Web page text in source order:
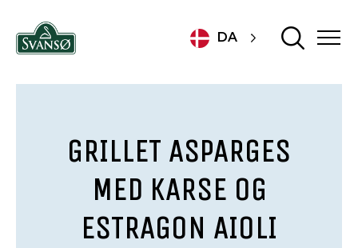
DA
GRILLET ASPARGES
MED KARSE OG
ESTRAGON AIOLI